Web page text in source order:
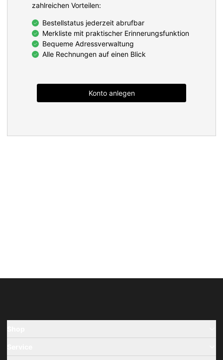
zahlreichen Vorteilen:
Bestellstatus jederzeit abrufbar
Merkliste mit praktischer Erinnerungsfunktion
Bequeme Adressverwaltung
Alle Rechnungen auf einen Blick
Konto anlegen